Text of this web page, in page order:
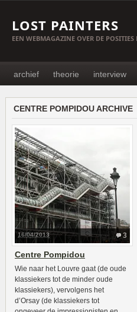
LOST PAINTERS
EEN WEBMAGAZINE OVER DE
archief theorie interview
CENTRE POMPIDOU ARCHIVE
3
16/04/2013
Centre Pompidou
Wie naar het Louvre gaat (de oude
klassiekers tot de minder oude
klassiekers), vervolgens het
d’Orsay (de klassiekers tot